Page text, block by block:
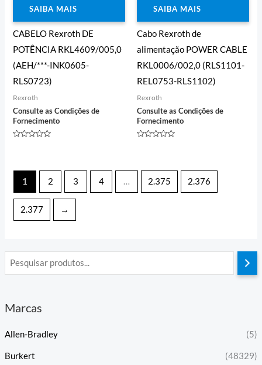
Marcas
Allen-Bradley (5)
Burkert (48329)
SAIBA MAIS
CABELO Rexroth DE
POTÊNCIA RKL4609/005,0
(AEH/***-INK0605-
RLS0723)
Rexroth
Consulte as Condições de
Fornecimento
SAIBA MAIS
Cabo Rexroth de
alimentação POWER CABLE
RKL0006/002,0 (RLS1101-
REL0753-RLS1102)
Rexroth
Consulte as Condições de
Fornecimento
1 2 3 4 … 2.375 2.376
2.377 →